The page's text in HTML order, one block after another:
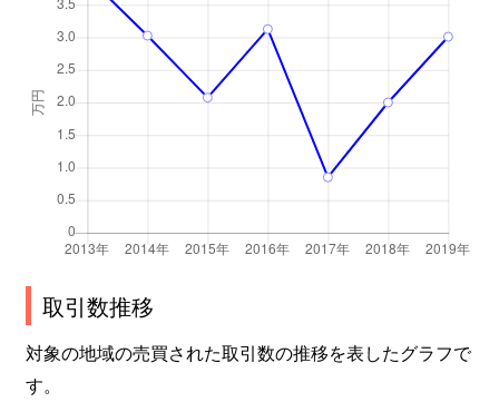
取引数推移
対象の地域の売買された取引数の推移を表したグラフで
す。